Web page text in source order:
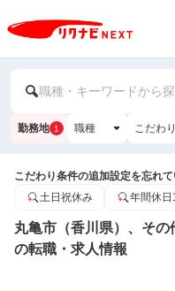
職種・キーワードから
勤務地 1 職種 こだわ
こだわり条件の追加設定を忘れ
土日祝休み
年間休
丸亀市（香川県）、そ
の転職・求人情報